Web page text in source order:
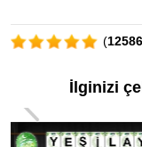
(12586
İlginizi